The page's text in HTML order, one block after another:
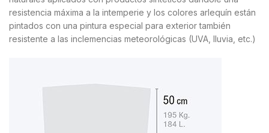
resistencia máxima a la intemperie y los colores arlequín están
pintados con una pintura especial para exterior también
resistente a las inclemencias meteorológicas (UVA, lluvia, etc.)